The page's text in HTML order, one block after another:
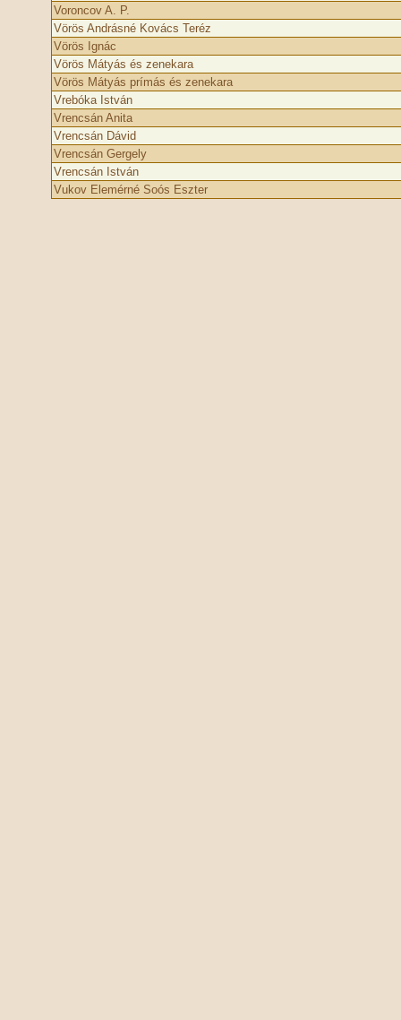
Voroncov A. P.
Vörös Andrásné Kovács Teréz
Vörös Ignác
Vörös Mátyás és zenekara
Vörös Mátyás prímás és zenekara
Vrebóka István
Vrencsán Anita
Vrencsán Dávid
Vrencsán Gergely
Vrencsán István
Vukov Elemérné Soós Eszter